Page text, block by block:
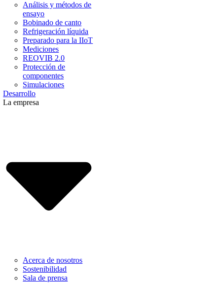
Análisis y métodos de
ensayo
Bobinado de canto
Refrigeración líquida
Preparado para la IIoT
Mediciones
REOVIB 2.0
Protección de
componentes
Simulaciones
Desarrollo
La empresa
Acerca de nosotros
Sostenibilidad
Sala de prensa